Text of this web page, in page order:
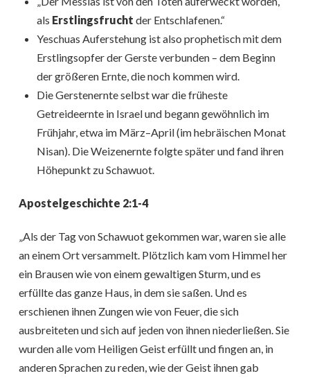
als Erstlingsfrucht der Entschlafenen.“
Yeschuas Auferstehung ist also prophetisch mit dem
Erstlingsopfer der Gerste verbunden – dem Beginn
der größeren Ernte, die noch kommen wird.
Die Gerstenernte selbst war die früheste
Getreideernte in Israel und begann gewöhnlich im
Frühjahr, etwa im März–April (im hebräischen Monat
Nisan). Die Weizenernte folgte später und fand ihren
Höhepunkt zu Schawuot.
Apostelgeschichte 2:1-4
„Als der Tag von Schawuot gekommen war, waren sie alle
an einem Ort versammelt. Plötzlich kam vom Himmel her
ein Brausen wie von einem gewaltigen Sturm, und es
erfüllte das ganze Haus, in dem sie saßen. Und es
erschienen ihnen Zungen wie von Feuer, die sich
ausbreiteten und sich auf jeden von ihnen niederließen. Sie
wurden alle vom Heiligen Geist erfüllt und fingen an, in
anderen Sprachen zu reden, wie der Geist ihnen gab